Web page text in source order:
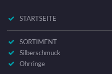
STARTSEITE
SORTIMENT
Silberschmuck
Ohrringe